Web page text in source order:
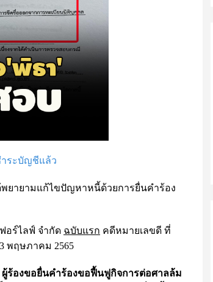
ำระบัญชีแล้ว
ยายามแก้ไขปัญหาหนี้ด้วยการยื่นคำร้อง
อร์ไลฟ์ จำกัด ฉบับแรก คดีหมายเลขดี ที่
พฤษภาคม 2565
ร้องขอยื่นคำร้องขอฟื้นฟูกิจการต่อศาลล้ม